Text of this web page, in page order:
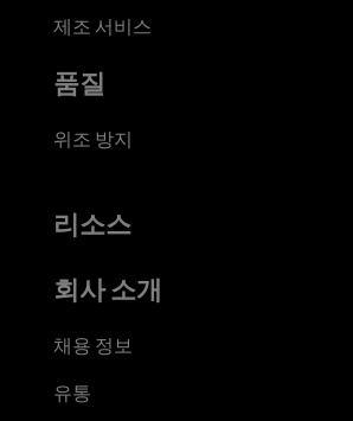
제조 서비스
품질
위조 방지
리소스
회사 소개
채용 정보
유통